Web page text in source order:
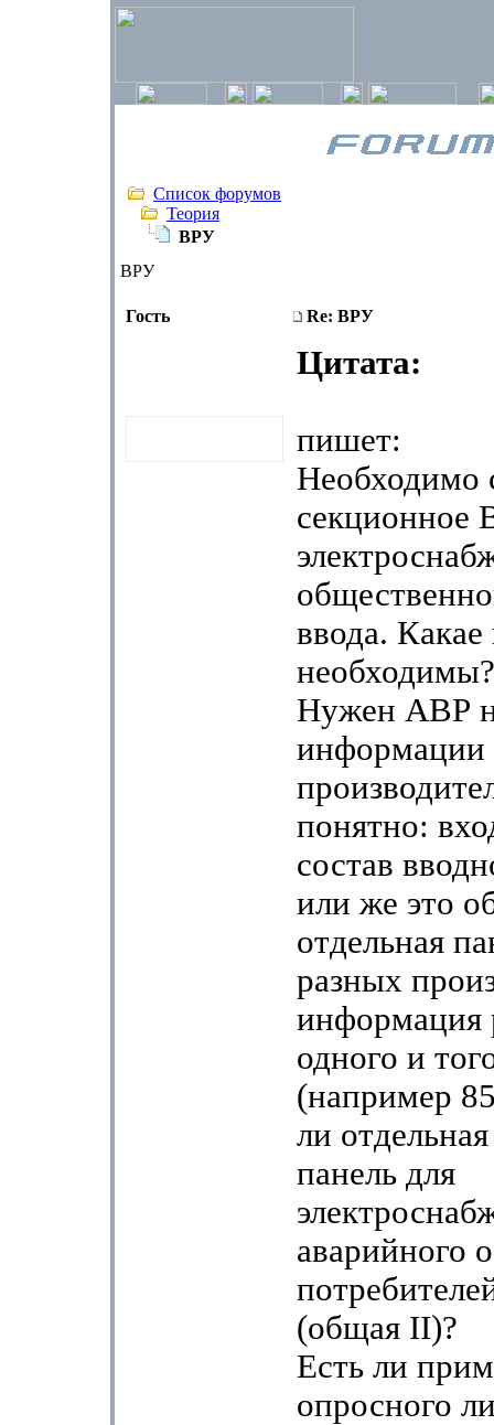
Список форумов
Теория
ВРУ
ВРУ
Гость Re: ВРУ
Цитата:
пишет:
Необходимо
секционное
ввода. Какае
Нужен АВР
информации
понятно:
состав
или же это
отдельная
разных
информация
одного и
(например
ли
панель для
аварийного
(общая II)?
Есть ли
опросного